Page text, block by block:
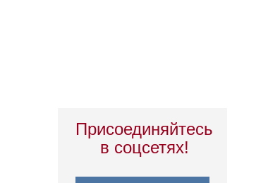
Присоединяйтесь
в соцсетях!